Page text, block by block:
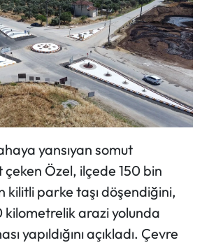
yansıyan somut
Özel, ilçede 150 bin
kilitli parke taşı döşendiğini,
arazi yolunda
yapıldığını açıkladı. Çevre